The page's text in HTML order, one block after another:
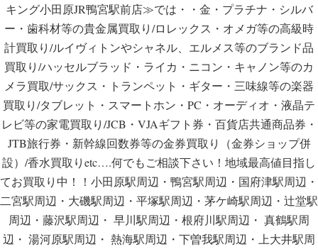
キング小田原JR鴨宮駅前店≫では・・金・プラチナ・シルバ
ー・歯科材等の貴金属買取り/ロレックス・オメガ等の高級時
計買取り/ルイヴィトンやシャネル、エルメス等のブランド品
買取り/ハッセルブラッド・ライカ・ニコン・キャノン等のカ
メラ買取/サックス・トランペット・ギター・三味線等の楽器
買取り/タブレット・スマートホン・PC・オーディオ・液晶テ
レビ等の家電買取り/JCB・VJAギフト券・百貨店共通商品券・
JTB旅行券・新幹線回数券等の金券買取り（金券ショップ併
設）/香水買取りetc….何でもご相談下さい！地域最高値目指し
てお買取り中！！小田原駅周辺・鴨宮駅周辺・国府津駅周辺・
二宮駅周辺・大磯駅周辺・平塚駅周辺・茅ケ崎駅周辺・辻堂駅
周辺・藤沢駅周辺・ 早川駅周辺・根府川駅周辺・ 真鶴駅周
辺・ 湯河原駅周辺・ 熱海駅周辺・下曽我駅周辺・上大井駅周